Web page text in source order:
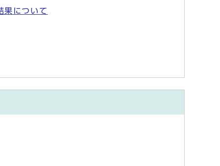
果について